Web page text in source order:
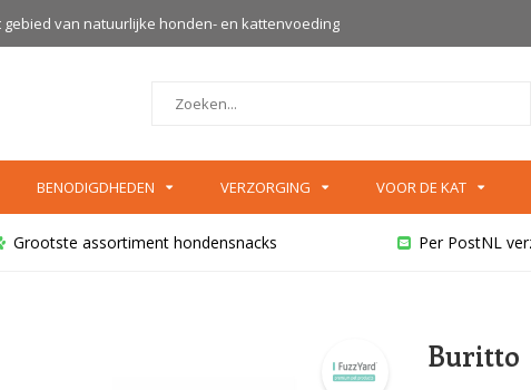
gebied van natuurlijke honden- en kattenvoeding
BENODIGDHEDEN VERZORGING VOOR DE KAT
Grootste assortiment hondensnacks Per PostNL
Buritto